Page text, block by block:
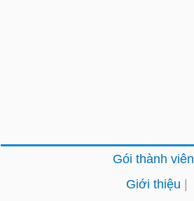
Gói thành viên
Giới thiệu